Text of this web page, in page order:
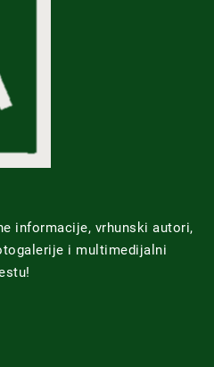
informacije, vrhunski autori,
i multimedijalni